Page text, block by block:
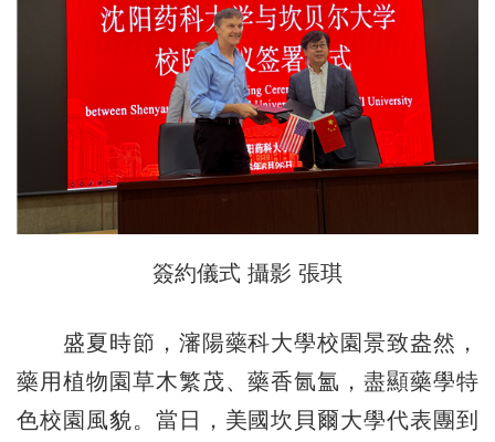
簽約儀式 攝影 張琪
盛夏時節，瀋陽藥科大學校園景致盎然，
藥用植物園草木繁茂、藥香氤氳，盡顯藥學特
色校園風貌。當日，美國坎貝爾大學代表團到